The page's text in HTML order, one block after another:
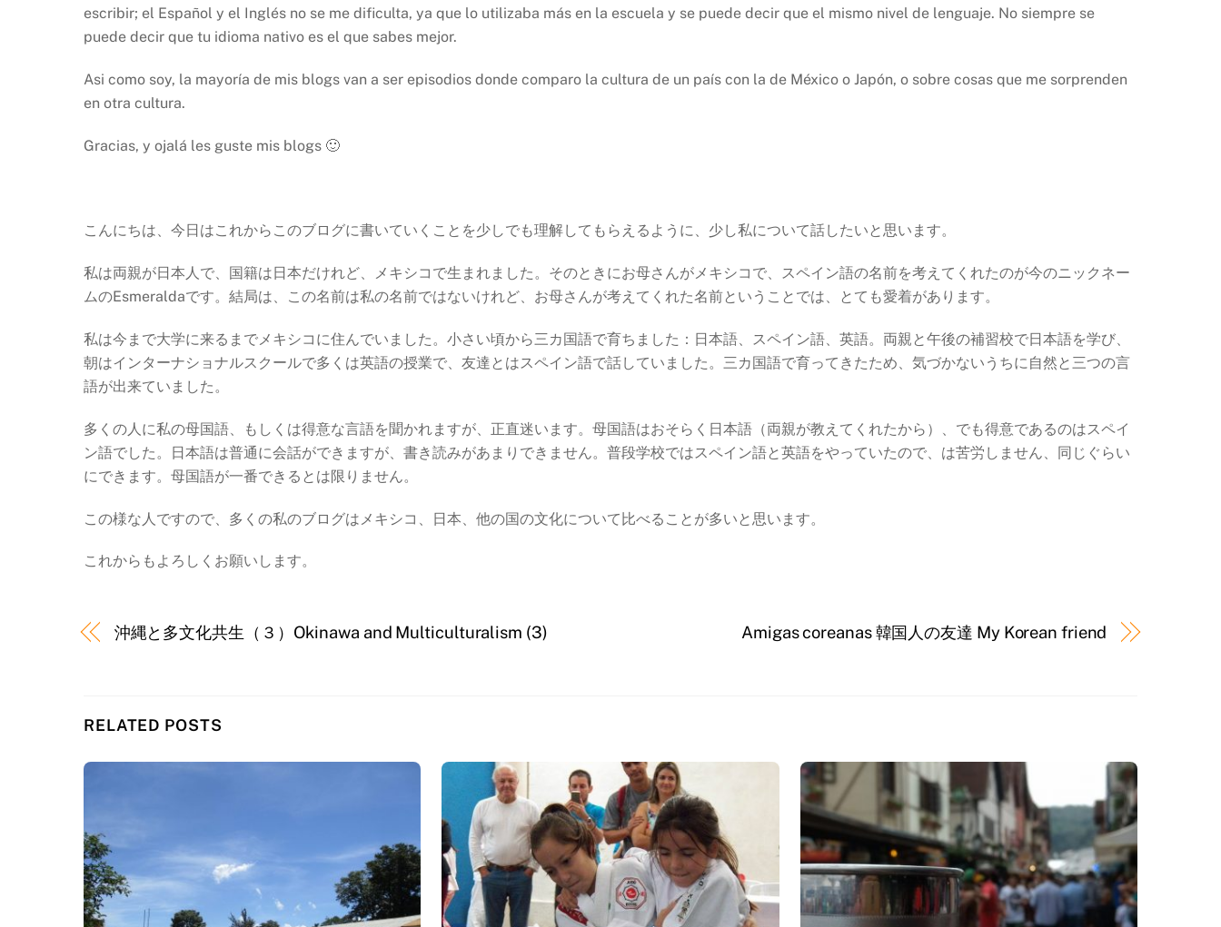
escribir; el Español y el Inglés no se me dificulta, ya que lo utilizaba más en la escuela y se puede decir que el mismo nivel de lenguaje. No siempre se
puede decir que tu idioma nativo es el que sabes mejor.
Asi como soy, la mayoría de mis blogs van a ser episodios donde comparo la cultura de un país con la de México o Japón, o sobre cosas que me sorprenden
en otra cultura.
Gracias, y ojalá les guste mis blogs 🙂
こんにちは、今日はこれからこのブログに書いていくことを少しでも理解してもらえるように、少し私について話したいと思います。
私は両親が日本人で、国籍は日本だけれど、メキシコで生まれました。そのときにお母さんがメキシコで、スペイン語の名前を考えてくれたのが今のニックネー
ムのEsmeraldaです。結局は、この名前は私の名前ではないけれど、お母さんが考えてくれた名前ということでは、とても愛着があります。
私は今まで大学に来るまでメキシコに住んでいました。小さい頃から三カ国語で育ちました：日本語、スペイン語、英語。両親と午後の補習校で日本語を学び、
朝はインターナショナルスクールで多くは英語の授業で、友達とはスペイン語で話していました。三カ国語で育ってきたため、気づかないうちに自然と三つの言
語が出来ていました。
多くの人に私の母国語、もしくは得意な言語を聞かれますが、正直迷います。母国語はおそらく日本語（両親が教えてくれたから）、でも得意であるのはスペイ
ン語でした。日本語は普通に会話ができますが、書き読みがあまりできません。普段学校ではスペイン語と英語をやっていたので、は苦労しません、同じぐらい
にできます。母国語が一番できるとは限りません。
この様な人ですので、多くの私のブログはメキシコ、日本、他の国の文化について比べることが多いと思います。
これからもよろしくお願いします。
沖縄と多文化共生（３）Okinawa and Multiculturalism (3) Amigas coreanas 韓国人の友達 My Korean friend
RELATED POSTS